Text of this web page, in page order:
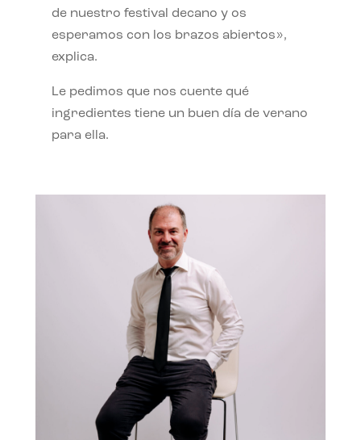
de nuestro festival decano y os
esperamos con los brazos abiertos»,
explica.
Le pedimos que nos cuente qué
ingredientes tiene un buen día de verano
para ella.